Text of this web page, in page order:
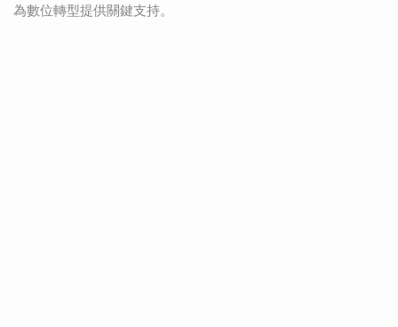
為數位轉型提供關鍵支持。